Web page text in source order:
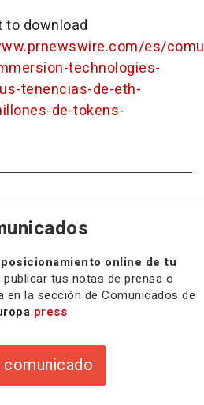
to download
es/
technologies-
tenencias-de-eth-
de-tokens-
online de tu
publicar tus notas de prensa o
en la sección de Comunicados de
press
comunicado